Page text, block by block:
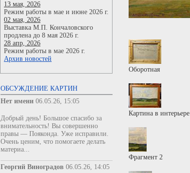
13 мая, 2026
Режим работы в мае и июне 2026 г.
02 мая, 2026
Выставка М.П. Кончаловского
продлена до 8 мая 2026 г.
28 апр, 2026
Режим работы в мае 2026 г.
Архив новостей
ОБСУЖДЕНИЕ КАРТИН
Нет имени 06.05.26, 15:05
Добрый день! Большое спасибо за
внимательность! Вы совершенно
правы — Пояконда. Уже исправили.
Очень ценим, что помогаете делать
материа...
Георгий Виноградов 06.05.26, 14:05
Оборотная
Картина в интерьере
Фрагмент 2